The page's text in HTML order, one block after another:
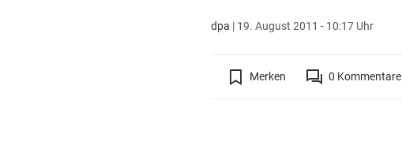
dpa | 19. August 2011 - 10:17 Uhr
Merken 0 Kommentare